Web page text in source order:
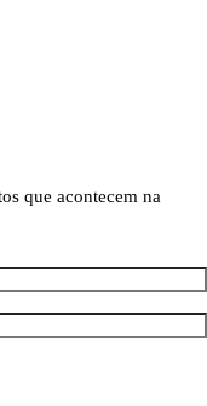
que acontecem na